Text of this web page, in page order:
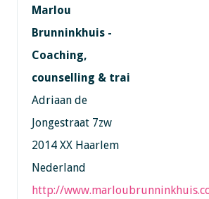
Marlou
Brunninkhuis -
Coaching,
counselling & trai
Adriaan de
Jongestraat 7zw
2014 XX Haarlem
Nederland
http://